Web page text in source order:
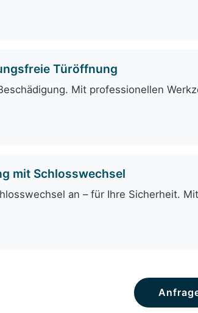
Türöffnung
Mit professionellen
mit Schlosswechsel
an – für Ihre Sicherheit.